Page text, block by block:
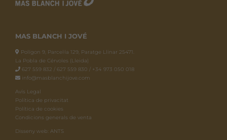
MAS BLANCH I JOVÉ
Polígon 9, Parcel·la 129, Paratge Llinar 25471.
La Pobla de Cérvoles (Lleida)
627 559 832 / 627 559 830 / +34 973 050 018
info@masblanchijove.com
Avís Legal
Política de privacitat
Política de cookies
Condicions generals de venta
Disseny web: ANTS